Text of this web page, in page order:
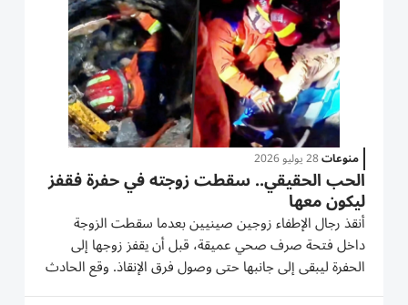
منوعات28 يوليو 2026
الحب الحقيقي.. سقطت زوجته في حفرة فقفز
ليكون معها
أنقذ رجال الإطفاء زوجين صينيين بعدما سقطت الزوجة
داخل فتحة صرف صحي عميقة، قبل أن يقفز زوجها إلى
الحفرة ليبقى إلى جانبها حتى وصول فرق الإنقاذ. وقع الحادث
في مدينة دونغينغ بمقاطعة شاندونغ شرق الصين، عندما كان